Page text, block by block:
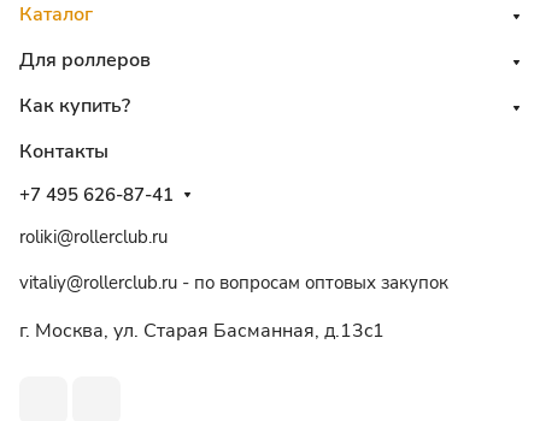
Каталог
Для роллеров
Как купить?
Контакты
+7 495 626-87-41
roliki@rollerclub.ru
vitaliy@rollerclub.ru - по вопросам оптовых закупок
г. Москва, ул. Старая Басманная, д.13c1